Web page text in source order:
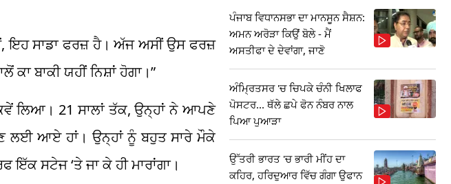
ਇਹ ਸਾਡਾ ਫਰਜ਼ ਹੈ। ਅੱਜ ਅਸੀਂ ਉਸ ਫਰਜ਼
ਬਾਕੀ ਯਹੀਂ ਨਿਸ਼ਾਂ ਹੋਗਾ।”
ਲਿਆ। 21 ਸਾਲਾਂ ਤੱਕ, ਉਨ੍ਹਾਂ ਨੇ ਆਪਣੇ
ਆਏ ਹਾਂ। ਉਨ੍ਹਾਂ ਨੂੰ ਬਹੁਤ ਸਾਰੇ ਮੌਕੇ
ਇੱਕ ਸਟੇਜ ‘ਤੇ ਜਾ ਕੇ ਹੀ ਮਾਰਾਂਗਾ।
ਪੰਜਾਬ ਵਿਧਾਨਸਭਾ ਦਾ ਮਾਨਸੂਨ ਸੈਸ਼ਨ:
ਅਮਨ ਅਰੋੜਾ ਕਿਉਂ ਬੋਲੇ - ਮੈਂ
ਅਸਤੀਫਾ ਦੇ ਦੇਵਾਂਗਾ, ਜਾਣੋ
ਅੰਮ੍ਰਿਤਸਰ 'ਚ ਚਿਪਕੇ ਚੰਨੀ ਖਿਲਾਫ
ਪੋਸਟਰ... ਥੱਲੇ ਛਪੇ ਫੋਨ ਨੰਬਰ ਨਾਲ
ਪਿਆ ਪੁਆੜਾ
ਉੱਤਰੀ ਭਾਰਤ 'ਚ ਭਾਰੀ ਮੀਂਹ ਦਾ
ਕਹਿਰ, ਹਰਿਦੁਆਰ ਵਿੱਚ ਗੰਗਾ ਉਫਾਨ